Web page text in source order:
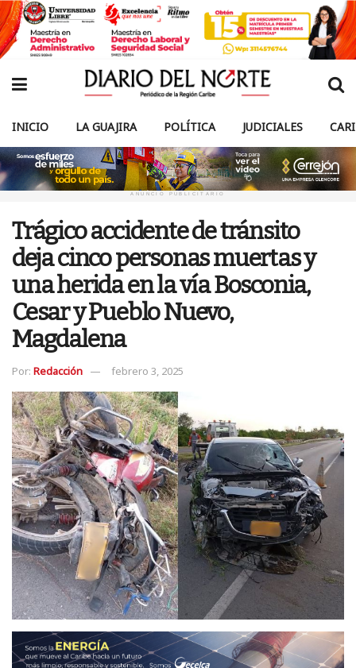
INICIO LA GUAJIRA POLÍTICA JUDICIALES
ANUNCIO PUBLICITARIO
Trágico accidente de tránsito
deja cinco personas muertas y
una herida en la vía Bosconia,
Cesar y Pueblo Nuevo,
Magdalena
Por: Redacción febrero 3, 2025